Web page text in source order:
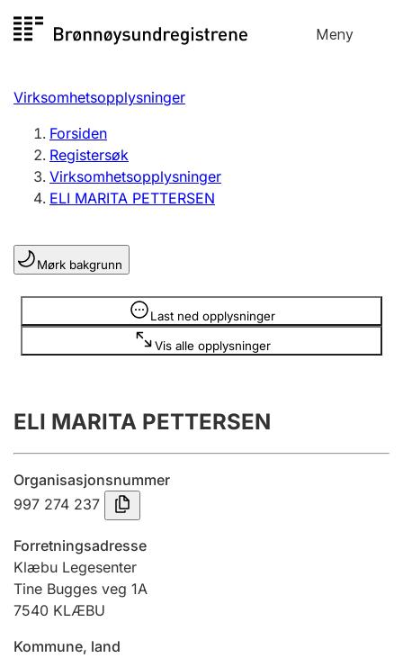
til
Meny
Registersøk
Aksjeselskap
Enkeltpersonforetak
Registrere, endre, slette
Lag og forening
Registrere, endre, slette
Innsending og forsinkelsesgebyr
Tinglysing
Jeger
Betaling og jegeravgiftskort
Virksomhetsopplysninger
Forsiden
Registersøk
Virksomhetsopplysninger
ELI MARITA PETTERSEN
Mørk bakgrunn
Last ned opplysninger
Vis alle opplysninger
Opplysninger er skjult
ELI MARITA PETTERSEN
Organisasjonsnummer
997 274 237
Forretningsadresse
Klæbu Legesenter
Tine Bugges veg 1A
7540 KLÆBU
Kommune, land